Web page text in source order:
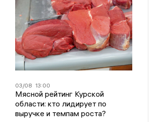
03/08 13:00
Мясной рейтинг Курской
области: кто лидирует по
выручке и темпам роста?